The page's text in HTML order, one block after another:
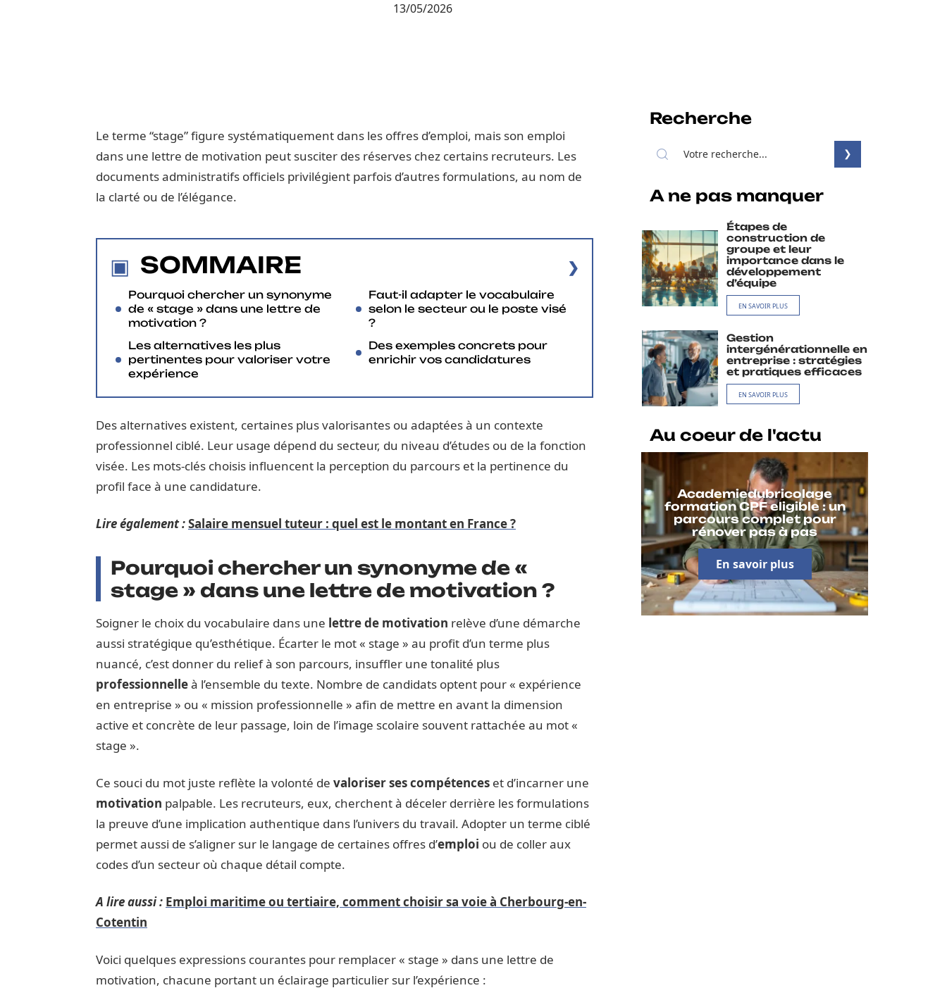
13/05/2026
Le terme “stage” figure systématiquement dans les offres d’emploi, mais son emploi
dans une lettre de motivation peut susciter des réserves chez certains recruteurs. Les
documents administratifs officiels privilégient parfois d’autres formulations, au nom de
la clarté ou de l’élégance.
SOMMAIRE
Pourquoi chercher un synonyme
de « stage » dans une lettre de
motivation ?
Les alternatives les plus
pertinentes pour valoriser votre
expérience
Faut-il adapter le vocabulaire
selon le secteur ou le poste visé
?
Des exemples concrets pour
enrichir vos candidatures
Des alternatives existent, certaines plus valorisantes ou adaptées à un contexte
professionnel ciblé. Leur usage dépend du secteur, du niveau d’études ou de la fonction
visée. Les mots-clés choisis influencent la perception du parcours et la pertinence du
profil face à une candidature.
Lire également :Salaire mensuel tuteur : quel est le montant en France ?
Pourquoi chercher un synonyme de «
stage » dans une lettre de motivation ?
Soigner le choix du vocabulaire dans une lettre de motivation relève d’une démarche
aussi stratégique qu’esthétique. Écarter le mot « stage » au profit d’un terme plus
nuancé, c’est donner du relief à son parcours, insuffler une tonalité plus
professionnelleà l’ensemble du texte. Nombre de candidats optent pour « expérience
en entreprise » ou « mission professionnelle » afin de mettre en avant la dimension
active et concrète de leur passage, loin de l’image scolaire souvent rattachée au mot «
stage ».
Ce souci du mot juste reflète la volonté de valoriser ses compétences et d’incarner une
motivation palpable. Les recruteurs, eux, cherchent à déceler derrière les formulations
la preuve d’une implication authentique dans l’univers du travail. Adopter un terme ciblé
permet aussi de s’aligner sur le langage de certaines offres d’emploi ou de coller aux
codes d’un secteur où chaque détail compte.
A lire aussi : Emploi maritime ou tertiaire, comment choisir sa voie à Cherbourg-en-
Cotentin
Voici quelques expressions courantes pour remplacer « stage » dans une lettre de
motivation, chacune portant un éclairage particulier sur l’expérience :
Recherche
A ne pas manquer
Étapes de
construction de
groupe et leur
importance dans le
développement
d’équipe
EN SAVOIR PLUS
Gestion
intergénérationnelle en
entreprise : stratégies
et pratiques efficaces
EN SAVOIR PLUS
Au coeur de l'actu
Academiedubricolage
formation CPF eligible : un
parcours complet pour
rénover pas à pas
En savoir plus